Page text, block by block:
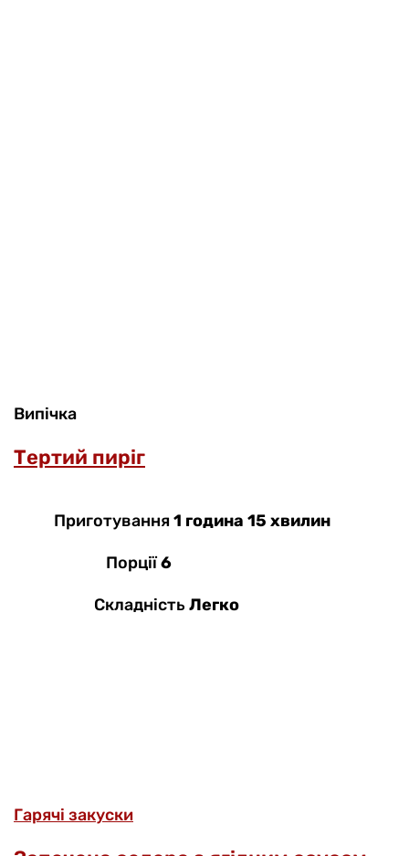
Випічка
Тертий пиріг
Приготування1 година 15 хвилин
Порції6
Складність Легко
Гарячі закуски